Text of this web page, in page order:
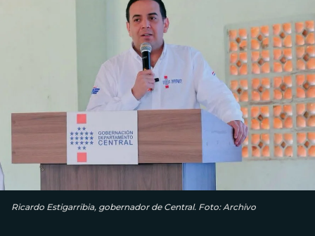
Ricardo Estigarribia, gobernador de Central. Foto: Archivo